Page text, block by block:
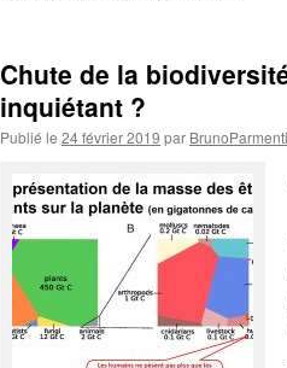
Chute de la
inquiétant ?
Publié le 24 février 2019 par